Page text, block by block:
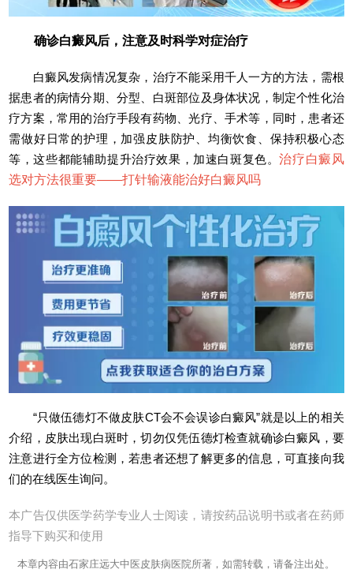
确诊白癜风后，注意及时科学对症治疗
白癜风发病情况复杂，治疗不能采用千人一方的方法，需根
据患者的病情分期、分型、白斑部位及身体状况，制定个性化治
疗方案，常用的治疗手段有药物、光疗、手术等，同时，患者还
需做好日常的护理，加强皮肤防护、均衡饮食、保持积极心态
等，这些都能辅助提升治疗效果，加速白斑复色。治疗白癜风
选对方法很重要——打针输液能治好白癜风吗
“只做伍德灯不做皮肤CT会不会误诊白癜风”就是以上的相关
介绍，皮肤出现白斑时，切勿仅凭伍德灯检查就确诊白癜风，要
注意进行全方位检测，若患者还想了解更多的信息，可直接向我
们的在线医生询问。
本广告仅供医学药学专业人士阅读，请按药品说明书或者在药师
指导下购买和使用
本章内容由石家庄远大中医皮肤病医院所著，如需转载，请备注出处。